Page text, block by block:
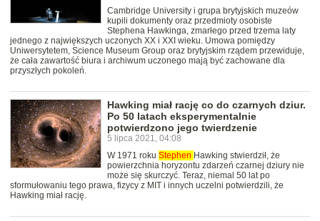
Cambridge University i grupa brytyjskich muzeów
kupili dokumenty oraz przedmioty osobiste
Stephena Hawkinga, zmarłego przed trzema laty
jednego z największych uczonych XX i XXI wieku. Umowa pomiędzy
Uniwersytetem, Science Museum Group oraz brytyjskim rządem przewiduje,
że cała zawartość biura i archiwum uczonego mają być zachowane dla
przyszłych pokoleń.
Hawking miał rację co do czarnych dziur.
Po 50 latach eksperymentalnie
potwierdzono jego twierdzenie
5 lipca 2021, 04:08
W 1971 roku Stephen Hawking stwierdził, że
powierzchnia horyzontu zdarzeń czarnej dziury nie
może się skurczyć. Teraz, niemal 50 lat po
sformułowaniu tego prawa, fizycy z MIT i innych uczelni potwierdzili, że
Hawking miał rację.